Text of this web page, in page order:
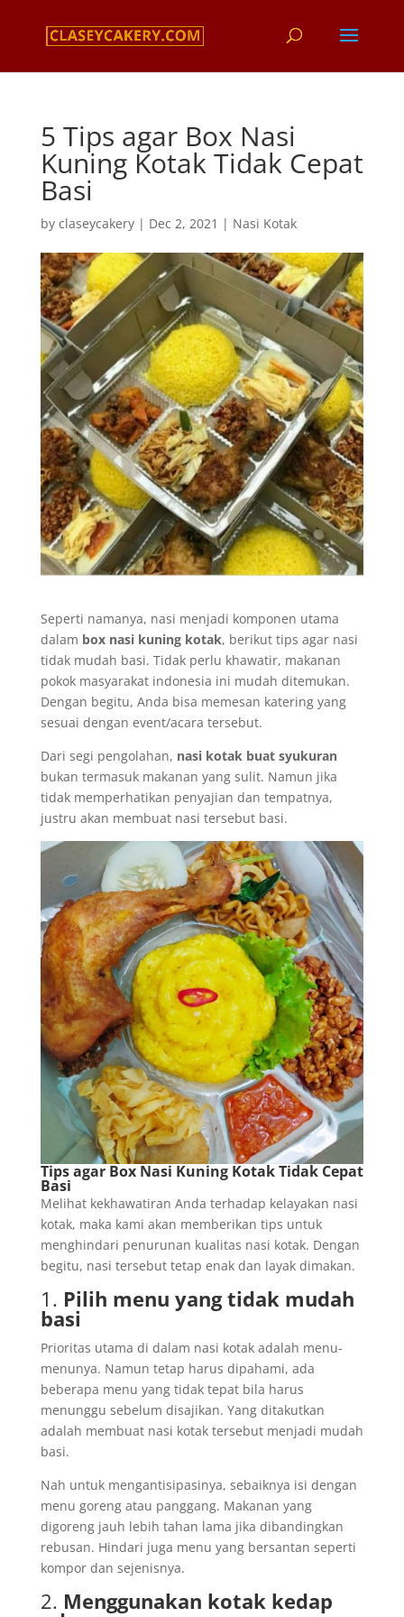
5 Tips agar Box Nasi
Kuning Kotak Tidak Cepat
Basi
by claseycakery| Dec 2, 2021 | Nasi Kotak
Seperti namanya, nasi menjadi komponen utama
dalam box nasi kuning kotak, berikut tips agar nasi
tidak mudah basi. Tidak perlu khawatir, makanan
pokok masyarakat indonesia ini mudah ditemukan.
Dengan begitu, Anda bisa memesan katering yang
sesuai dengan event/acara tersebut.
Dari segi pengolahan, nasi kotak buat syukuran
bukan termasuk makanan yang sulit. Namun jika
tidak memperhatikan penyajian dan tempatnya,
justru akan membuat nasi tersebut basi.
Tips agar Box Nasi Kuning Kotak Tidak Cepat
Basi
Melihat kekhawatiran Anda terhadap kelayakan nasi
kotak, maka kami akan memberikan tips untuk
menghindari penurunan kualitas nasi kotak. Dengan
begitu, nasi tersebut tetap enak dan layak dimakan.
1. Pilih menu yang tidak mudah
basi
Prioritas utama di dalam nasi kotak adalah menu-
menunya. Namun tetap harus dipahami, ada
beberapa menu yang tidak tepat bila harus
menunggu sebelum disajikan. Yang ditakutkan
adalah membuat nasi kotak tersebut menjadi mudah
basi.
Nah untuk mengantisipasinya, sebaiknya isi dengan
menu goreng atau panggang. Makanan yang
digoreng jauh lebih tahan lama jika dibandingkan
rebusan. Hindari juga menu yang bersantan seperti
kompor dan sejenisnya.
2. Menggunakan kotak kedap